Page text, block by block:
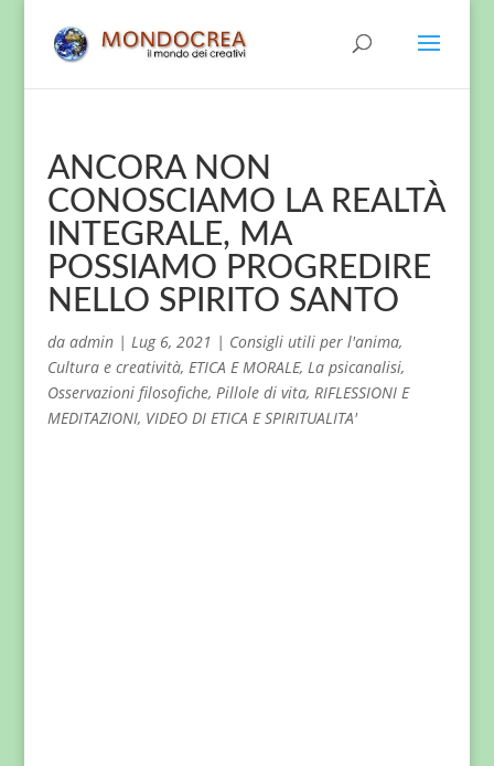
ANCORA NON
CONOSCIAMO LA REALTÀ
INTEGRALE, MA
POSSIAMO PROGREDIRE
NELLO SPIRITO SANTO
da admin| Lug 6, 2021 | Consigli utili per l'anima,
Cultura e creatività, ETICA E MORALE, La psicanalisi,
Osservazioni filosofiche, Pillole di vita, RIFLESSIONI E
MEDITAZIONI, VIDEO DI ETICA E SPIRITUALITA'